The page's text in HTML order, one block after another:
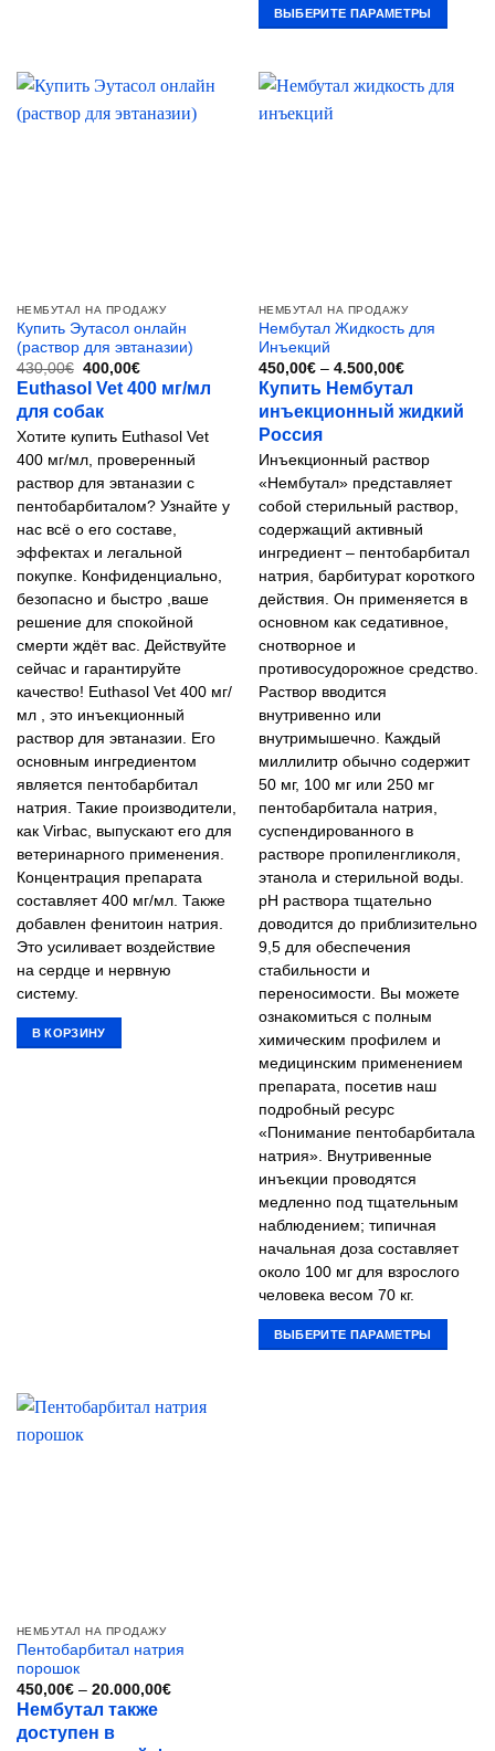
ВЫБЕРИТЕ ПАРАМЕТРЫ
имеет
несколько
НЕМБУТАЛ НА ПРОДАЖУ
Купить Эутасол онлайн
(раствор для эвтаназии)
430,00€ Первоначальная
цена
составляла
430,00€.
400,00€Текущая
цена:
400,00€.
Euthasol Vet 400 мг/мл
для собак
Хотите купить Euthasol Vet
400 мг/мл, проверенный
раствор для эвтаназии с
пентобарбиталом? Узнайте у
нас всё о его составе,
эффектах и ​​легальной
покупке. Конфиденциально,
безопасно и быстро ,ваше
решение для спокойной
смерти ждёт вас. Действуйте
сейчас и гарантируйте
качество! Euthasol Vet 400 мг/
мл , это инъекционный
раствор для эвтаназии. Его
основным ингредиентом
является пентобарбитал
натрия. Такие производители,
как Virbac, выпускают его для
ветеринарного применения.
Концентрация препарата
составляет 400 мг/мл. Также
добавлен фенитоин натрия.
Это усиливает воздействие
на сердце и нервную
систему.
В КОРЗИНУ
НЕМБУТАЛ НА ПРОДАЖУ
Нембутал Жидкость для
Инъекций
450,00€ – 4.500,00€Диапазон
цен:
450,00€
–
4.500,00€
Купить Нембутал
инъекционный жидкий
Россия
Инъекционный раствор
«Нембутал» представляет
собой стерильный раствор,
содержащий активный
ингредиент – пентобарбитал
натрия, барбитурат короткого
действия. Он применяется в
основном как седативное,
снотворное и
противосудорожное средство.
Раствор вводится
внутривенно или
внутримышечно. Каждый
миллилитр обычно содержит
50 мг, 100 мг или 250 мг
пентобарбитала натрия,
суспендированного в
растворе пропиленгликоля,
этанола и стерильной воды.
pH раствора тщательно
доводится до приблизительно
9,5 для обеспечения
стабильности и
переносимости. Вы можете
ознакомиться с полным
химическим профилем и
медицинским применением
препарата, посетив наш
подробный ресурс
«Понимание пентобарбитала
натрия». Внутривенные
инъекции проводятся
медленно под тщательным
наблюдением; типичная
начальная доза составляет
около 100 мг для взрослого
человека весом 70 кг.
ВЫБЕРИТЕ ПАРАМЕТРЫ
НЕМБУТАЛ НА ПРОДАЖУ
Пентобарбитал натрия
порошок
450,00€ – 20.000,00€Диапазон
Нембутал также
доступен в